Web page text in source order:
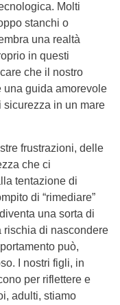
Molti
stanchi o
una realtà
in questi
che il nostro
una guida amorevole
sicurezza in un mare
frustrazioni, delle
che ci
tentazione di
di “rimediare”
una sorta di
rischia di nascondere
può,
I nostri figli, in
per riflettere e
adulti, stiamo